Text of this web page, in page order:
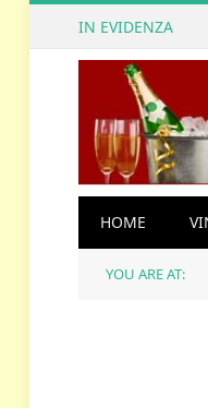
IN EVIDENZA
HOME
YOU ARE AT: